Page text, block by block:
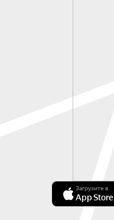
Загрузите в
App Store